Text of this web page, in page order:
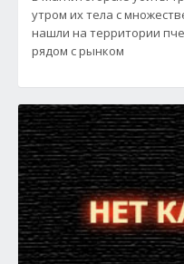
утром их тела с
нашли на территории
рядом с рынком